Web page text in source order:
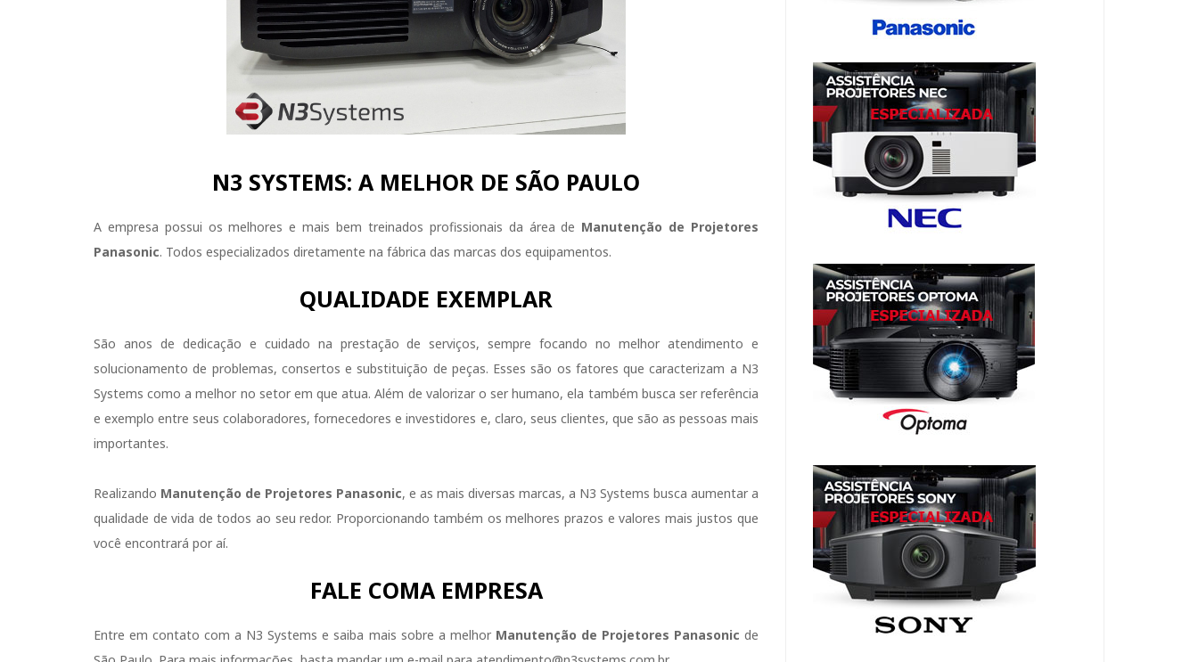
N3 SYSTEMS: A MELHOR DE SÃO PAULO
A empresa possui os melhores e mais bem treinados profissionais da área de Manutenção de Projetores
Panasonic. Todos especializados diretamente na fábrica das marcas dos equipamentos.
QUALIDADE EXEMPLAR
São anos de dedicação e cuidado na prestação de serviços, sempre focando no melhor atendimento e
solucionamento de problemas, consertos e substituição de peças. Esses são os fatores que caracterizam a N3
Systems como a melhor no setor em que atua. Além de valorizar o ser humano, ela também busca ser referência
e exemplo entre seus colaboradores, fornecedores e investidores e, claro, seus clientes, que são as pessoas mais
importantes.
Realizando Manutenção de Projetores Panasonic, e as mais diversas marcas, a N3 Systems busca aumentar a
qualidade de vida de todos ao seu redor. Proporcionando também os melhores prazos e valores mais justos que
você encontrará por aí.
FALE COMA EMPRESA
Entre em contato com a N3 Systems e saiba mais sobre a melhor Manutenção de Projetores Panasonic de